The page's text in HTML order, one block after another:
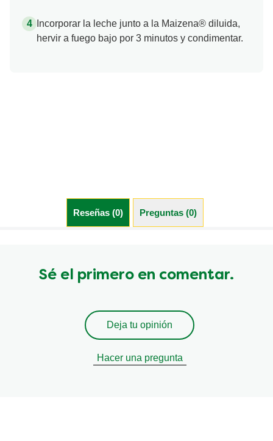
Incorporar la leche junto a la Maizena® diluida,
hervir a fuego bajo por 3 minutos y condimentar.
Reseñas (0) Preguntas (0)
Sé el primero en comentar.
Deja tu opinión
Hacer una pregunta